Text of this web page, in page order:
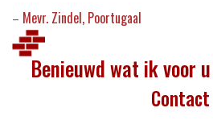
– Mevr. Zindel, Poortugaal
Benieuwd wat ik voor
Contact